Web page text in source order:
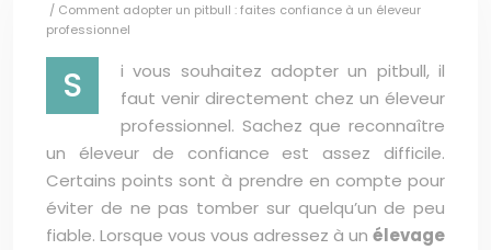
/ Comment adopter un pitbull : faites confiance à un éleveur
professionnel
S
i vous souhaitez adopter un pitbull, il
faut venir directement chez un éleveur
professionnel. Sachez que reconnaître
un éleveur de confiance est assez difficile.
Certains points sont à prendre en compte pour
éviter de ne pas tomber sur quelqu’un de peu
fiable. Lorsque vous vous adressez à un élevage